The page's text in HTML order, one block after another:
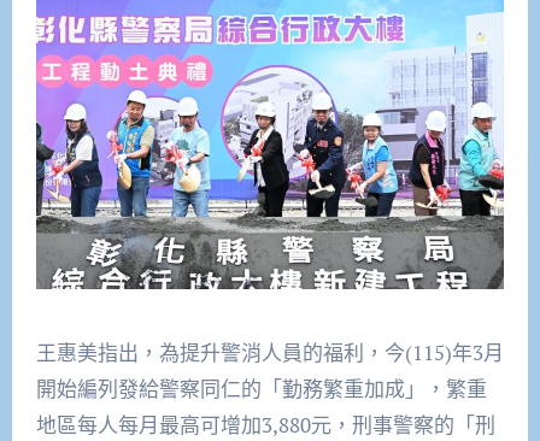
王惠美指出，為提升警消人員的福利，今(115)年3月
開始編列發給警察同仁的「勤務繁重加成」，繁重
地區每人每月最高可增加3,880元，刑事警察的「刑